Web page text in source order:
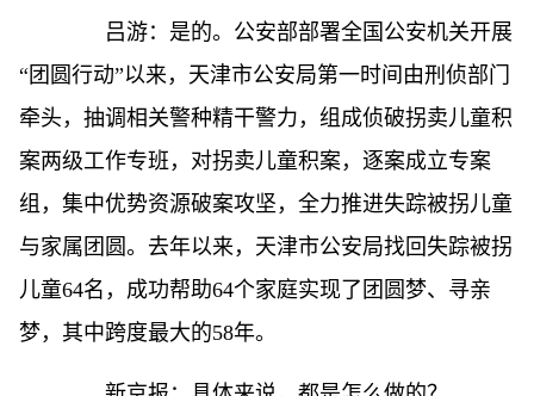
吕游：是的。公安部部署全国公安机关开展
“团圆行动”以来，天津市公安局第一时间由刑侦部门
牵头，抽调相关警种精干警力，组成侦破拐卖儿童积
案两级工作专班，对拐卖儿童积案，逐案成立专案
组，集中优势资源破案攻坚，全力推进失踪被拐儿童
与家属团圆。去年以来，天津市公安局找回失踪被拐
儿童64名，成功帮助64个家庭实现了团圆梦、寻亲
梦，其中跨度最大的58年。